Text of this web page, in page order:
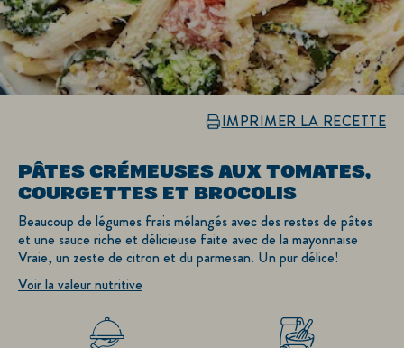
IMPRIMER LA RECETTE
PÂTES CRÉMEUSES AUX TOMATES,
COURGETTES ET BROCOLIS
Beaucoup de légumes frais mélangés avec des restes de pâtes
et une sauce riche et délicieuse faite avec de la mayonnaise
Vraie, un zeste de citron et du parmesan. Un pur délice!
Voir la valeur nutritive